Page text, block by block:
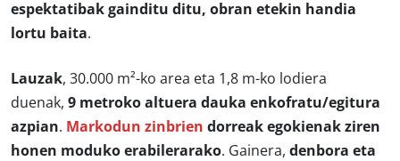
espektatibak gainditu ditu, obran etekin handia
lortu baita.
Lauzak, 30.000 m²-ko area eta 1,8 m-ko lodiera
duenak, 9 metroko altuera dauka enkofratu/egitura
azpian. Markodun zinbrien dorreak egokienak ziren
honen moduko erabilerarako. Gainera, denbora eta